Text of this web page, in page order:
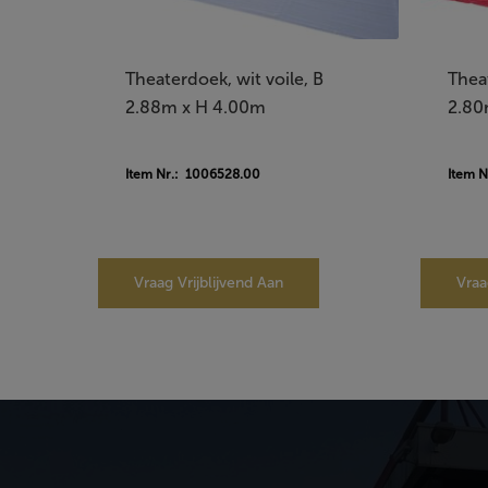
Theaterdoek, wit voile, B
2.88m x H 4.00m
Item Nr.: 1006528.00
Vraag Vrijblijvend Aan
Item